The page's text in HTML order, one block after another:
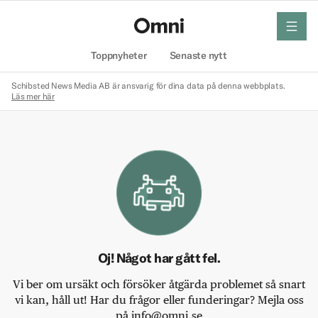
Toppnyheter Senaste nytt
meny
Schibsted News Media AB är ansvarig för dina data på denna webbplats.
Läs mer här
Oj! Något har gått fel.
Vi ber om ursäkt och försöker åtgärda problemet så snart
vi kan, håll ut! Har du frågor eller funderingar? Mejla oss